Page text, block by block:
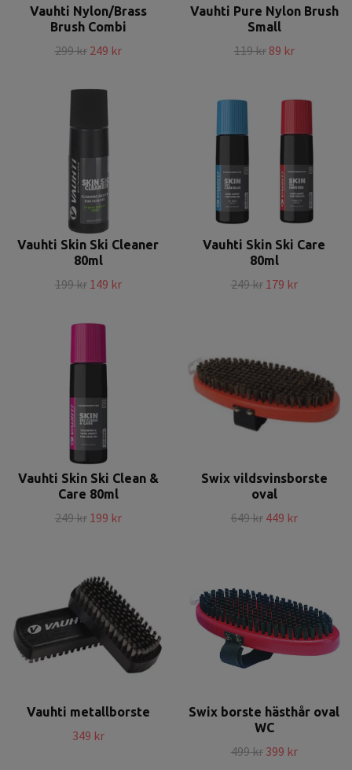
Vauhti Nylon/Brass
Brush Combi
299 kr 249 kr
Vauhti Pure Nylon Brush
Small
119 kr 89 kr
Vauhti Skin Ski Cleaner
80ml
199 kr 149 kr
Vauhti Skin Ski Care
80ml
249 kr 179 kr
Vauhti Skin Ski Clean &
Care 80ml
249 kr 199 kr
Swix vildsvinsborste
oval
649 kr 449 kr
Vauhti metallborste
349 kr
Swix borste hästhår oval
WC
499 kr 399 kr